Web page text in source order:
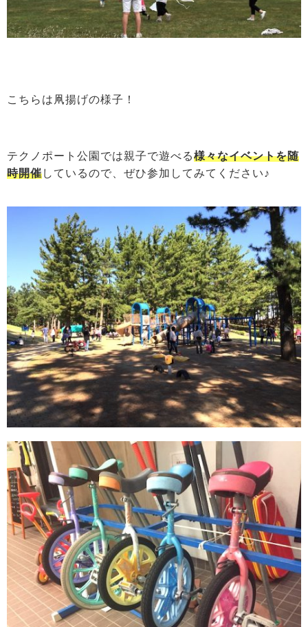
こちらは凧揚げの様子！
テクノポート公園では親子で遊べる様々なイベントを随
時開催しているので、ぜひ参加してみてください♪